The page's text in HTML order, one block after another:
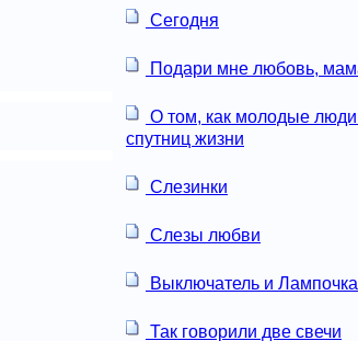
Сегодня
Подари мне любовь,
О том, как молодые
спутниц жизни
Слезинки
Слезы любви
Выключатель и Лампочка
Так говорили две свечи